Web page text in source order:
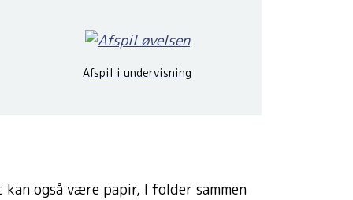
Afspil i undervisning
også være papir, I folder sammen